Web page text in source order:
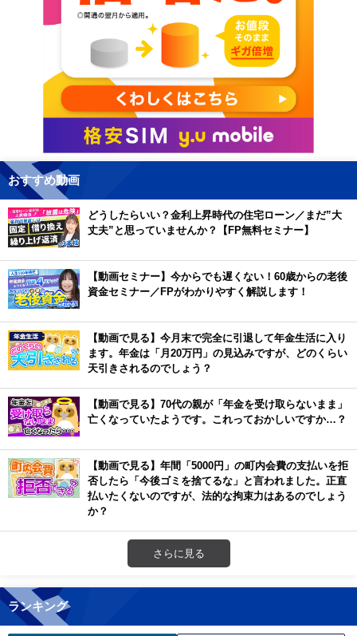
おすすめ動画
どうしたらいい？金利上昇時代の住宅ローン／まだ”大
丈夫”と思っていませんか？【FP無料セミナー】
【動画セミナー】今からでも遅くない！60歳からの老後
資金セミナー／FPがわかりやすく解説します！
【動画で見る】今月末で完全に引退して年金生活に入り
ます。年金は「月20万円」の見込みですが、どのくらい
天引きされるのでしょう？
【動画で見る】70代の親が「年金を受け取らないまま」
亡くなっていたようです。これっておかしいですか…？
【動画で見る】年間「5000円」の町内会費の支払いを拒
否したら「今後ゴミを捨てるな」と言われました。正直
払いたくないのですが、法的な拘束力はあるのでしょう
か？
さらに見る
ランキング